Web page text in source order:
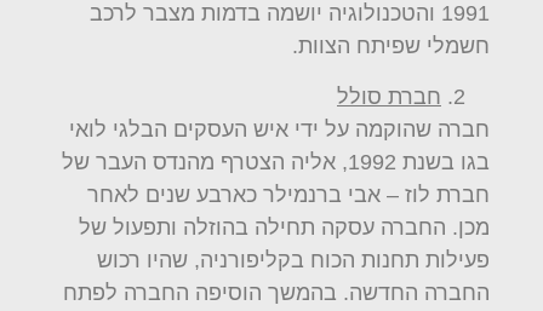
1991 והטכנולוגיה יושמה בדמות מצבר לרכב
חשמלי שפיתח הצוות.
חברת סולל
חברה שהוקמה על ידי איש העסקים הבלגי לואי
בגו בשנת 1992, אליה הצטרף מהנדס העבר של
חברת לוז – אבי ברנמילר כארבע שנים לאחר
מכן. החברה עסקה תחילה בהוזלה ותפעול של
פעילות תחנות הכוח בקליפורניה, שהיו רכוש
החברה החדשה. בהמשך הוסיפה החברה לפתח